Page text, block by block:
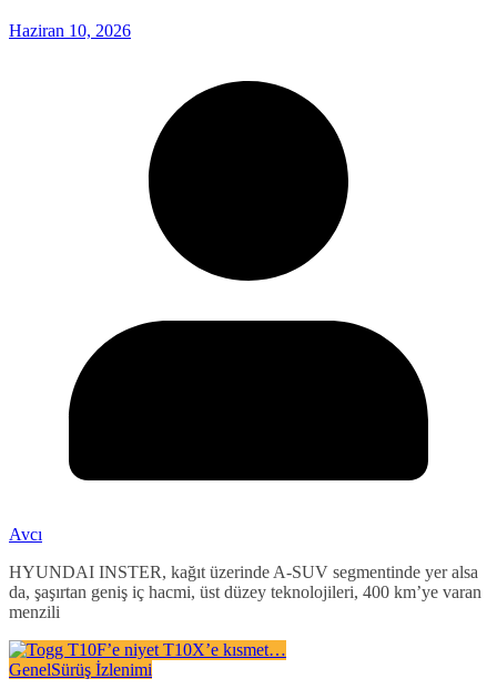
Haziran 10, 2026
Avcı
HYUNDAI INSTER, kağıt üzerinde A-SUV segmentinde yer alsa
da, şaşırtan geniş iç hacmi, üst düzey teknolojileri, 400 km’ye varan
menzili
GenelSürüş İzlenimi